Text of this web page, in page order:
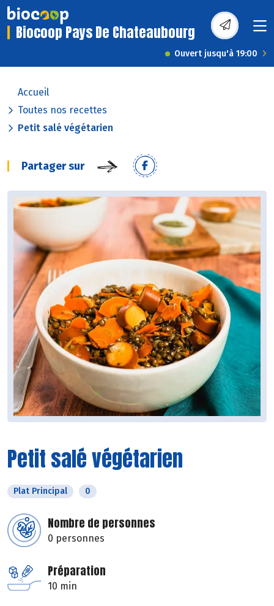
Biocoop Pays De Chateaubourg
Ouvert jusqu'à 19:00
Accueil
Toutes nos recettes
Petit salé végétarien
Partager sur
Petit salé végétarien
Plat Principal 0
Nombre de personnes
0 personnes
Préparation
10 min